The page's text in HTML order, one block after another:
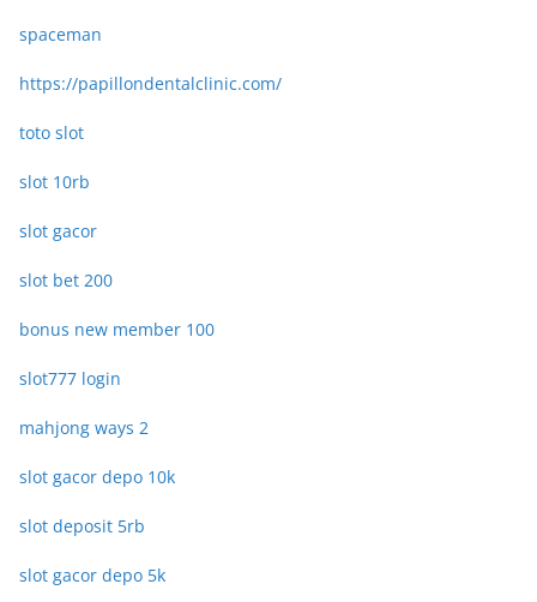
spaceman
https://papillondentalclinic.com/
toto slot
slot 10rb
slot gacor
slot bet 200
bonus new member 100
slot777 login
mahjong ways 2
slot gacor depo 10k
slot deposit 5rb
slot gacor depo 5k